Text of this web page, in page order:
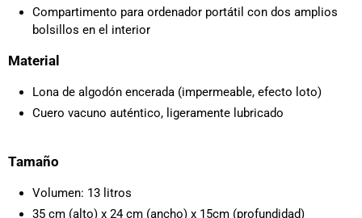
Compartimento para ordenador portátil con dos amplios
bolsillos en el interior
Material
Lona de algodón encerada (impermeable, efecto loto)
Cuero vacuno auténtico, ligeramente lubricado
Tamaño
Volumen: 13 litros
35 cm (alto) x 24 cm (ancho) x 15cm (profundidad)